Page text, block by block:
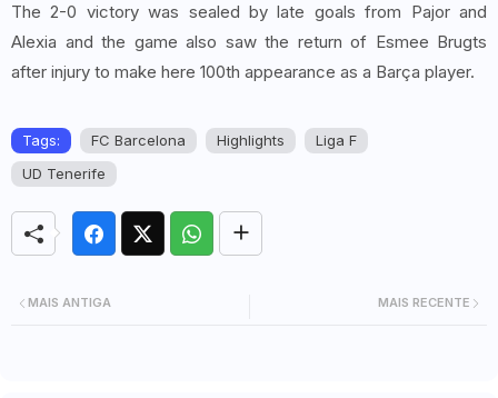
The 2-0 victory was sealed by late goals from Pajor and
Alexia and the game also saw the return of Esmee Brugts
after injury to make here 100th appearance as a Barça player.
Tags: FC Barcelona Highlights
Liga F
UD Tenerife
MAIS RECENTE
MAIS ANTIGA